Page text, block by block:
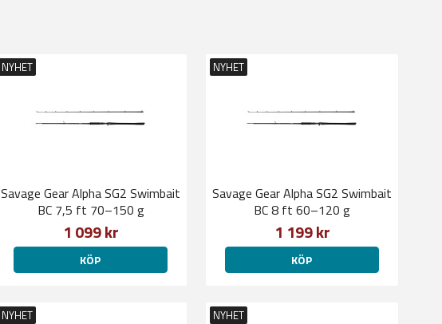
NYHET
Savage Gear Alpha SG2 Swimbait
BC 7,5 ft 70–150 g
1 099 kr
KÖP
NYHET
Savage Gear Alpha SG2 Swimbait
BC 8 ft 60–120 g
1 199 kr
KÖP
NYHET NYHET